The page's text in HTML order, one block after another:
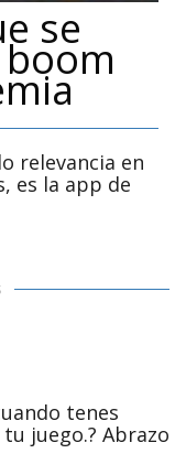
se
relevancia en
es la app de
tenes
juego.? Abrazo